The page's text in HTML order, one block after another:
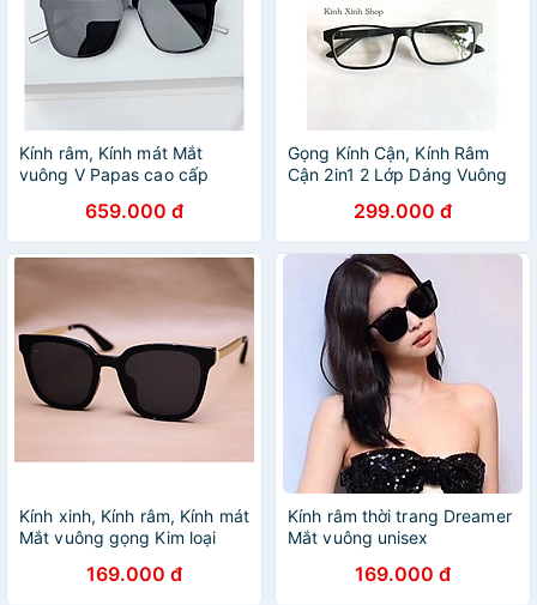
Kính râm, Kính mát Mắt
vuông V Papas cao cấp
659.000 đ
Gọng Kính Cận, Kính Râm
Cận 2in1 2 Lớp Dáng Vuông
299.000 đ
Kính xinh, Kính râm, Kính mát
Mắt vuông gọng Kim loại
thời trang169.000 đ
Kính râm thời trang Dreamer
Mắt vuông unisex
169.000 đ